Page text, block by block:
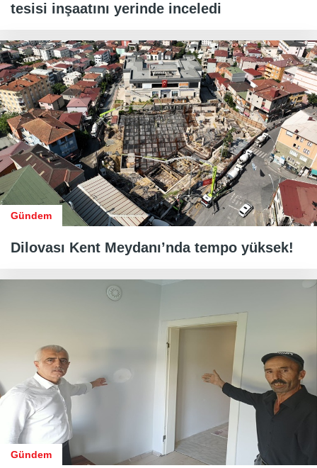
tesisi inşaatını yerinde inceledi
Gündem
Dilovası Kent Meydanı’nda tempo yüksek!
Gündem